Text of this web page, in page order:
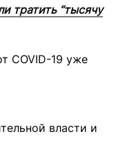
тратить “тысячу
COVID-19 уже
власти и